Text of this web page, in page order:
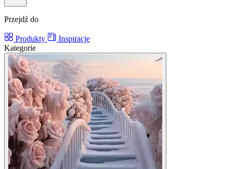
Przejdź do
Produkty
Inspiracje
Kategorie